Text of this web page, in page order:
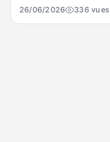
26/06/2026 336 vues